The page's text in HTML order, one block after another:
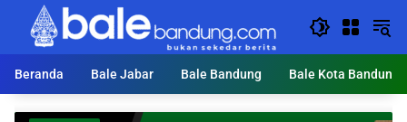
Langsung
konten
Beranda
Bale Jabar Bale Bandung Bale Kota Bandung